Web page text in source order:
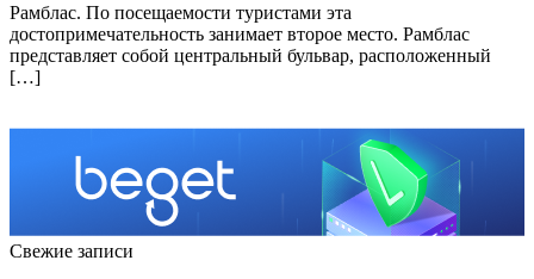
Рамблас. По посещаемости туристами эта
достопримечательность занимает второе место. Рамблас
представляет собой центральный бульвар, расположенный
[…]
Свежие записи